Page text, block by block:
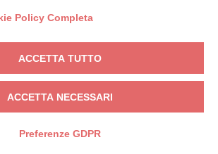
08839180968 - PMI Innovativa
-Cookies-Whistleblowing
Policy Completa
ACCETTA TUTTO
ACCETTA NECESSARI
Preferenze GDPR